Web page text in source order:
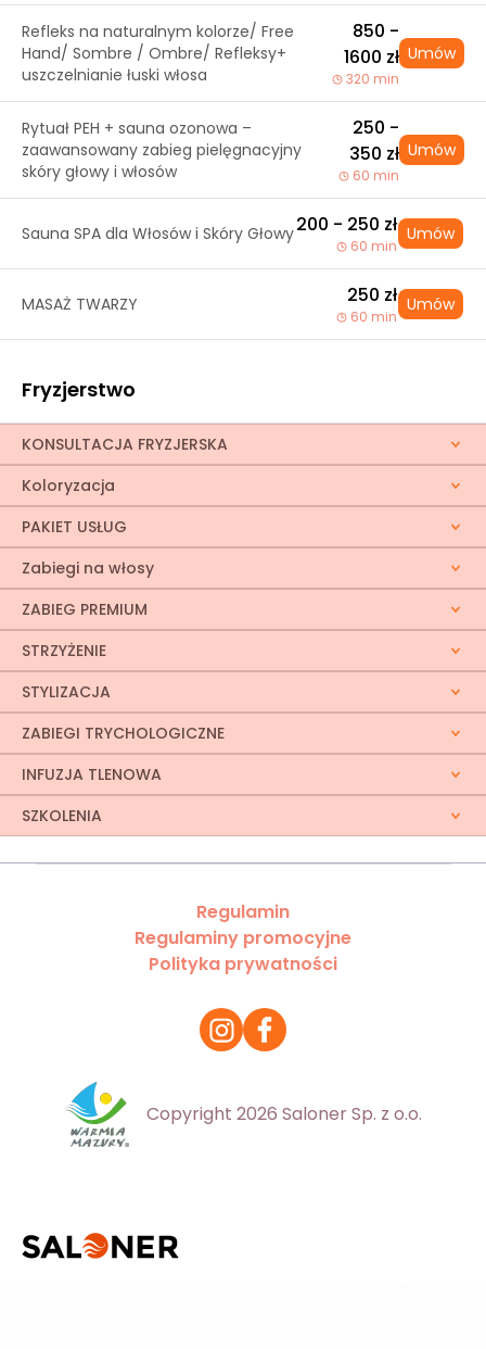
Refleks na naturalnym kolorze/ Free
Hand/ Sombre / Ombre/ Refleksy+
uszczelnianie łuski włosa
850 -
1600 zł
320 min
Umów
Rytuał PEH + sauna ozonowa –
zaawansowany zabieg pielęgnacyjny
skóry głowy i włosów
250 -
350 zł
60 min
Umów
Sauna SPA dla Włosów i Skóry Głowy200 - 250 zł
60 min
Umów
MASAŻ TWARZY 250 zł
60 min
Umów
Fryzjerstwo
KONSULTACJA FRYZJERSKA
Koloryzacja
PAKIET USŁUG
Zabiegi na włosy
ZABIEG PREMIUM
STRZYŻENIE
STYLIZACJA
ZABIEGI TRYCHOLOGICZNE
INFUZJA TLENOWA
SZKOLENIA
Regulamin
Regulaminy promocyjne
Polityka prywatności
Copyright 2026 Saloner Sp. z o.o.